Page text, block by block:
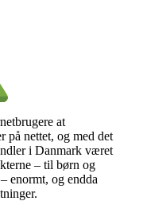
at
på nettet, og med det
i Danmark været
– til børn og
enormt, og endda